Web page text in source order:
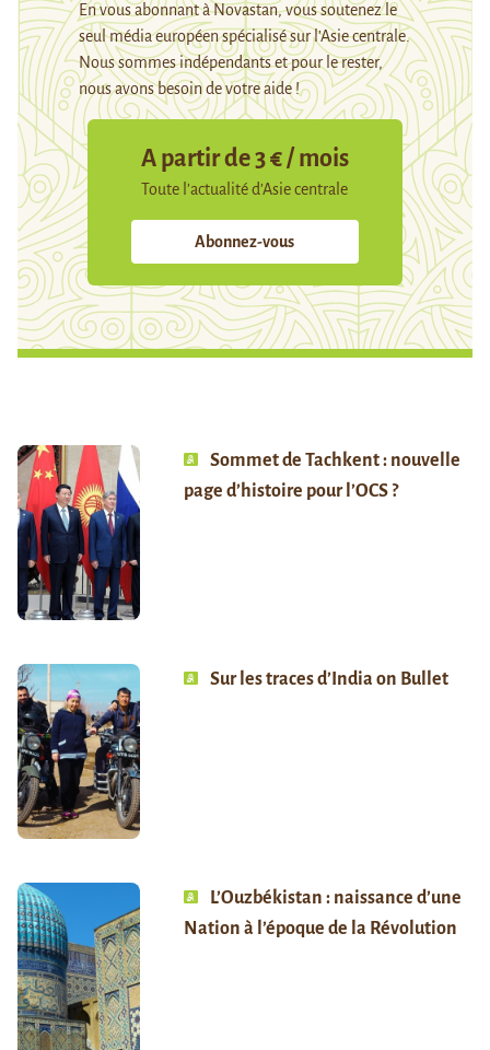
En vous abonnant à Novastan, vous soutenez le
seul média européen spécialisé sur l’Asie centrale.
Nous sommes indépendants et pour le rester,
nous avons besoin de votre aide !
A partir de 3 € / mois
Toute l’actualité d’Asie centrale
Abonnez-vous
Sommet de Tachkent : nouvelle
page d’histoire pour l’OCS ?
Sur les traces d’India on Bullet
L’Ouzbékistan : naissance d’une
Nation à l’époque de la Révolution